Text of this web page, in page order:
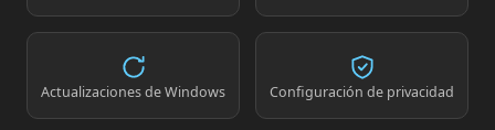
Actualizaciones de Windows Configuración de privacidad